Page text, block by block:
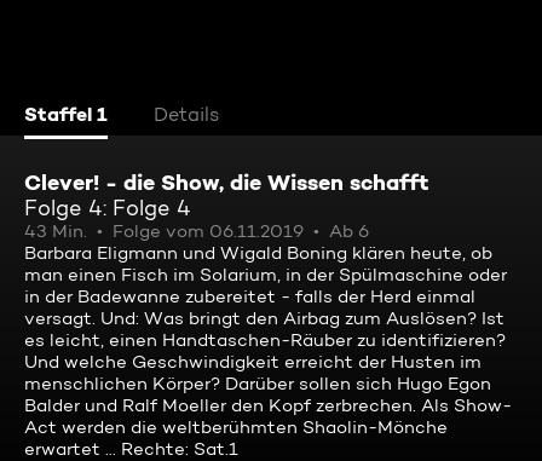
Staffel 1 Details
Clever! - die Show, die Wissen schafft
Folge 4: Folge 4
43 Min. Folge vom 06.11.2019
Ab 6
Barbara Eligmann und Wigald Boning klären heute, ob
man einen Fisch im Solarium, in der Spülmaschine oder
in der Badewanne zubereitet - falls der Herd einmal
versagt. Und: Was bringt den Airbag zum Auslösen? Ist
es leicht, einen Handtaschen-Räuber zu identifizieren?
Und welche Geschwindigkeit erreicht der Husten im
menschlichen Körper? Darüber sollen sich Hugo Egon
Balder und Ralf Moeller den Kopf zerbrechen. Als Show-
Act werden die weltberühmten Shaolin-Mönche
erwartet ... Rechte: Sat.1